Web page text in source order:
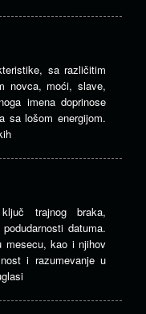
sa različitim
novca, moći, slave,
imena doprinose
sa lošom energijom.
trajnog braka,
datuma.
mesecu, kao i njihov
i razumevanje u